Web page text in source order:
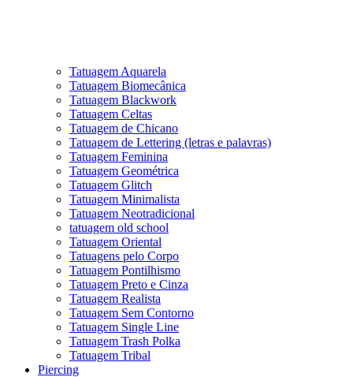
Tatuagem Aquarela
Tatuagem Biomecânica
Tatuagem Blackwork
Tatuagem Celtas
Tatuagem de Chicano
Tatuagem de Lettering (letras e palavras)
Tatuagem Feminina
Tatuagem Geométrica
Tatuagem Glitch
Tatuagem Minimalista
Tatuagem Neotradicional
tatuagem old school
Tatuagem Oriental
Tatuagens pelo Corpo
Tatuagem Pontilhismo
Tatuagem Preto e Cinza
Tatuagem Realista
Tatuagem Sem Contorno
Tatuagem Single Line
Tatuagem Trash Polka
Tatuagem Tribal
Piercing